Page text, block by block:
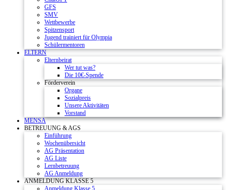
GFS
SMV
Wettbewerbe
Spitzensport
Jugend trainiert für Olympia
Schülermentoren
ELTERN
Elternbeirat
Wer tut was?
Die 10€-Spende
Förderverein
Organe
Sozialpreis
Unsere Aktivitäten
Vorstand
MENSA
BETREUUNG & AGS
Einführung
Wochenübersicht
AG Präsentation
AG Liste
Lernbetreuung
AG Anmeldung
ANMELDUNG KLASSE 5
Anmeldung Klasse 5